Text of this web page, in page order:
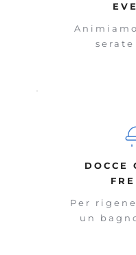
DOCCE
Per
un